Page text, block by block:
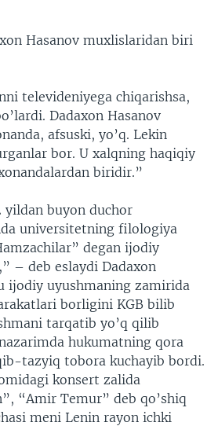
Hasanov muxlislaridan biri
televideniyega chiqarishsa,
Dadaxon Hasanov
afsuski, yo’q. Lekin
bor. U xalqning haqiqiy
biridir.”
yildan buyon duchor
universitetning filologiya
degan ijodiy
– deb eslaydi Dadaxon
ijodiy uyushmaning zamirida
borligini KGB bilib
tarqatib yo’q qilib
hukumatning qora
tazyiq tobora kuchayib bordi.
konsert zalida
“Amir Temur” deb qo’shiq
meni Lenin rayon ichki